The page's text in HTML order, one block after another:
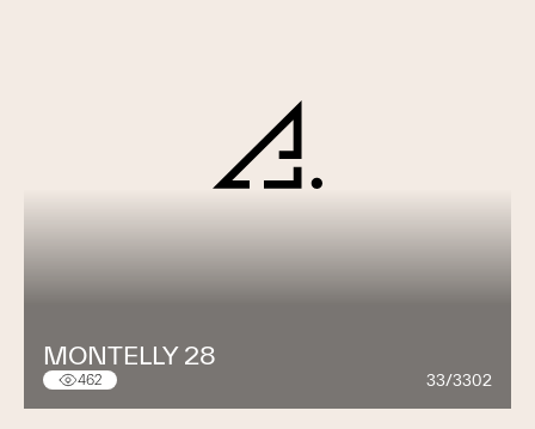
MONTELLY 28
462 33/3302